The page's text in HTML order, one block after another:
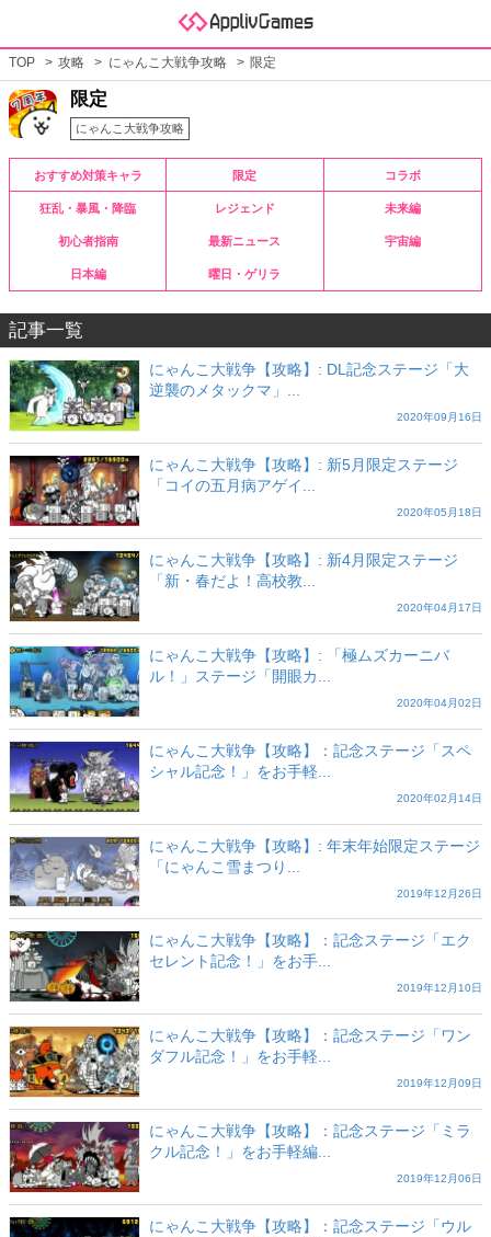
TOP 攻略 にゃんこ大戦争攻略 限定
限定
にゃんこ大戦争攻略
おすすめ対策キャラ 限定 コラボ
狂乱・暴風・降臨 レジェンド 未来編
初心者指南 最新ニュース 宇宙編
日本編 曜日・ゲリラ
記事一覧
にゃんこ大戦争【攻略】: DL記念ステージ「大
逆襲のメタックマ」...
2020年09月16日
にゃんこ大戦争【攻略】: 新5月限定ステージ
「コイの五月病アゲイ...
2020年05月18日
にゃんこ大戦争【攻略】: 新4月限定ステージ
「新・春だよ！高校教...
2020年04月17日
にゃんこ大戦争【攻略】: 「極ムズカーニバ
ル！」ステージ「開眼カ...
2020年04月02日
にゃんこ大戦争【攻略】：記念ステージ「スペ
シャル記念！」をお手軽...
2020年02月14日
にゃんこ大戦争【攻略】: 年末年始限定ステージ
「にゃんこ雪まつり...
2019年12月26日
にゃんこ大戦争【攻略】：記念ステージ「エク
セレント記念！」をお手...
2019年12月10日
にゃんこ大戦争【攻略】：記念ステージ「ワン
ダフル記念！」をお手軽...
2019年12月09日
にゃんこ大戦争【攻略】：記念ステージ「ミラ
クル記念！」をお手軽編...
2019年12月06日
にゃんこ大戦争【攻略】：記念ステージ「ウル